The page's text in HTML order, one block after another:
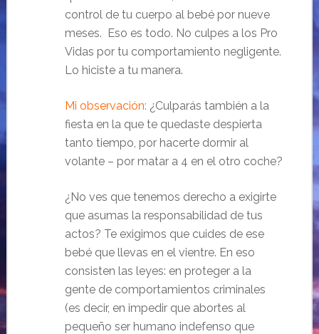
control de tu cuerpo al bebé por nueve
meses. Eso es todo. No culpes a los Pro
Vidas por tu comportamiento negligente.
Lo hiciste a tu manera.
Mi observación: ¿Culparás también a la
fiesta en la que te quedaste despierta
tanto tiempo, por hacerte dormir al
volante – por matar a 4 en el otro coche?
¿No ves que tenemos derecho a exigirte
que asumas la responsabilidad de tus
actos? Te exigimos que cuides de ese
bebé que llevas en el vientre. En eso
consisten las leyes: en proteger a la
gente de comportamientos criminales
(es decir, en impedir que abortes al
pequeño ser humano indefenso que